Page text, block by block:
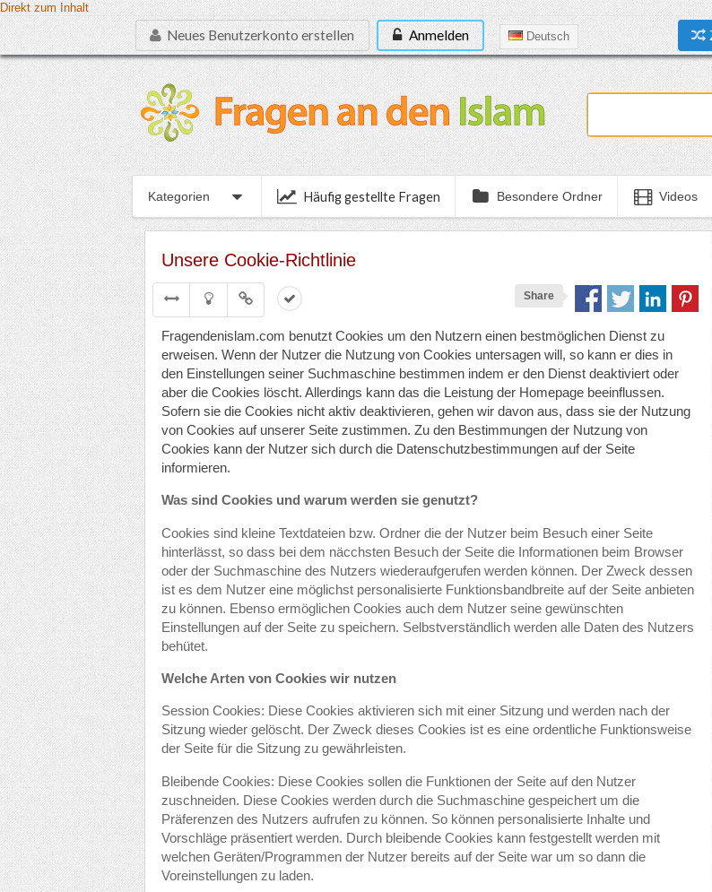
Direkt zum Inhalt
Neues Benutzerkonto erstellen Anmelden Deutsch
Kategorien Häufig gestellte Fragen Besondere Ordner Videos
Unsere Cookie-Richtlinie
Share
Fragendenislam.com benutzt Cookies um den Nutzern einen bestmöglichen Dienst zu
erweisen. Wenn der Nutzer die Nutzung von Cookies untersagen will, so kann er dies in
den Einstellungen seiner Suchmaschine bestimmen indem er den Dienst deaktiviert oder
aber die Cookies löscht. Allerdings kann das die Leistung der Homepage beeinflussen.
Sofern sie die Cookies nicht aktiv deaktivieren, gehen wir davon aus, dass sie der Nutzung
von Cookies auf unserer Seite zustimmen. Zu den Bestimmungen der Nutzung von
Cookies kann der Nutzer sich durch die Datenschutzbestimmungen auf der Seite
informieren.
Was sind Cookies und warum werden sie genutzt?
Cookies sind kleine Textdateien bzw. Ordner die der Nutzer beim Besuch einer Seite
hinterlässt, so dass bei dem näcchsten Besuch der Seite die Informationen beim Browser
oder der Suchmaschine des Nutzers wiederaufgerufen werden können. Der Zweck dessen
ist es dem Nutzer eine möglichst personalisierte Funktionsbandbreite auf der Seite anbieten
zu können. Ebenso ermöglichen Cookies auch dem Nutzer seine gewünschten
Einstellungen auf der Seite zu speichern. Selbstverständlich werden alle Daten des Nutzers
behütet.
Welche Arten von Cookies wir nutzen
Session Cookies: Diese Cookies aktivieren sich mit einer Sitzung und werden nach der
Sitzung wieder gelöscht. Der Zweck dieses Cookies ist es eine ordentliche Funktionsweise
der Seite für die Sitzung zu gewährleisten.
Bleibende Cookies: Diese Cookies sollen die Funktionen der Seite auf den Nutzer
zuschneiden. Diese Cookies werden durch die Suchmaschine gespeichert um die
Präferenzen des Nutzers aufrufen zu können. So können personalisierte Inhalte und
Vorschläge präsentiert werden. Durch bleibende Cookies kann festgestellt werden mit
welchen Geräten/Programmen der Nutzer bereits auf der Seite war um so dann die
Voreinstellungen zu laden.